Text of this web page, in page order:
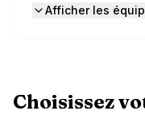
Afficher les
Choisissez